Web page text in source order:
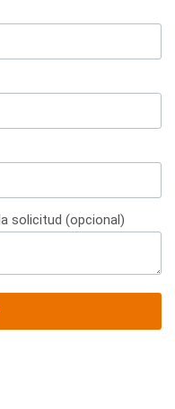
solicitud (opcional)